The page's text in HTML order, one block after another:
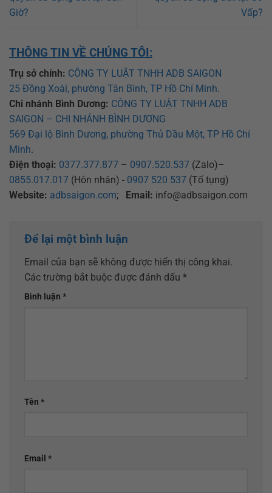
Giờ?
Vấp?
THÔNG TIN VỀ CHÚNG TÔI:
Trụ sở chính: CÔNG TY LUẬT TNHH ADB SAIGON
25 Đồng Xoài, phường Tân Bình, TP Hồ Chí Minh.
Chi nhánh Bình Dương: CÔNG TY LUẬT TNHH ADB
SAIGON – CHI NHÁNH BÌNH DƯƠNG
569 Đại lộ Bình Dương, phường Thủ Dầu Một, TP Hồ Chí
Minh.
Điện thoại: 0377.377.877 – 0907.520.537 (Zalo)–
0855.017.017 (Hôn nhân) - 0907 520 537 (Tố tụng)
Website: adbsaigon.com; Email: info@adbsaigon.com
Để lại một bình luận
Email của bạn sẽ không được hiển thị công khai.
Các trường bắt buộc được đánh dấu *
Bình luận *
Tên *
Email *